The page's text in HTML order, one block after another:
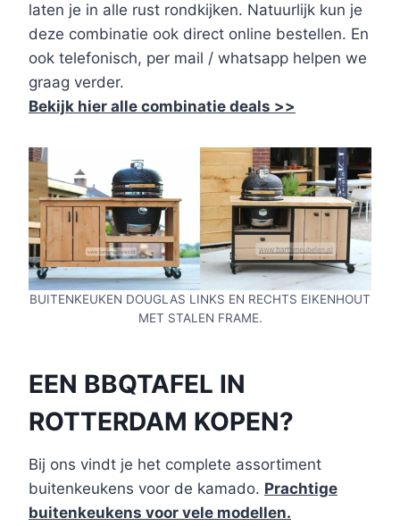
laten je in alle rust rondkijken. Natuurlijk kun je
deze combinatie ook direct online bestellen. En
ook telefonisch, per mail / whatsapp helpen we
graag verder.
Bekijk hier alle combinatie deals >>
BUITENKEUKEN DOUGLAS LINKS EN RECHTS EIKENHOUT
MET STALEN FRAME.
EEN BBQTAFEL IN
ROTTERDAM KOPEN?
Bij ons vindt je het complete assortiment
buitenkeukens voor de kamado. Prachtige
buitenkeukens voor vele modellen.